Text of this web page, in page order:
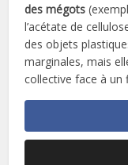
des mégots
l’acétate de
des objets
marginales, mais
collective face à un